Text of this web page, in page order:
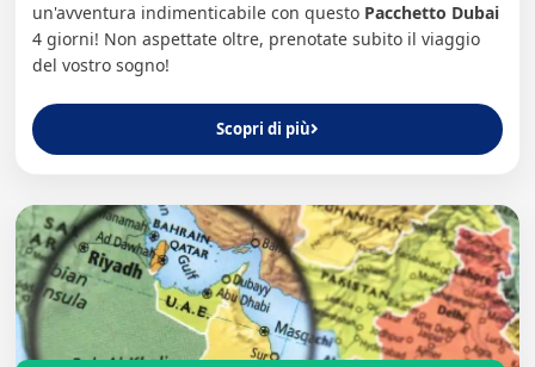
un'avventura indimenticabile con questo Pacchetto Dubai
4 giorni! Non aspettate oltre, prenotate subito il viaggio
del vostro sogno!
Scopri di più